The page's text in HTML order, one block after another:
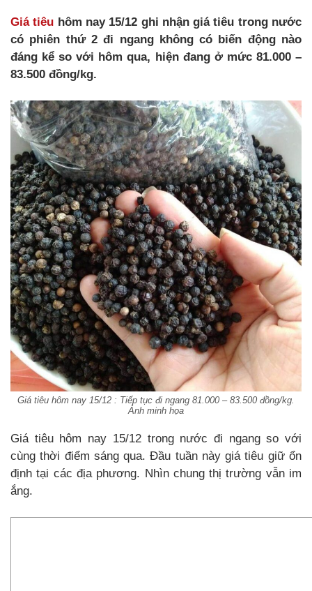
Giá tiêu hôm nay 15/12 ghi nhận giá tiêu trong nước
có phiên thứ 2 đi ngang không có biến động nào
đáng kể so với hôm qua, hiện đang ở mức 81.000 –
83.500 đồng/kg.
Giá tiêu hôm nay 15/12 : Tiếp tục đi ngang 81.000 – 83.500 đồng/kg.
Ảnh minh họa
Giá tiêu hôm nay 15/12 trong nước đi ngang so với
cùng thời điểm sáng qua. Đầu tuần này giá tiêu giữ ổn
định tại các địa phương. Nhìn chung thị trường vẫn im
ắng.